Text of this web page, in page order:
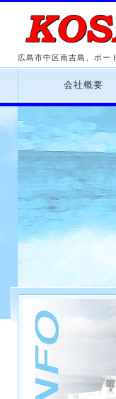
広島市中区南吉島、ボー
会社概要